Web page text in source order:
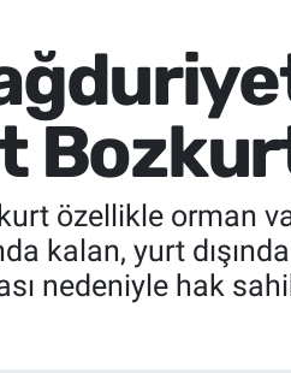
özellikle orman
kalan, yurt
nedeniyle hak